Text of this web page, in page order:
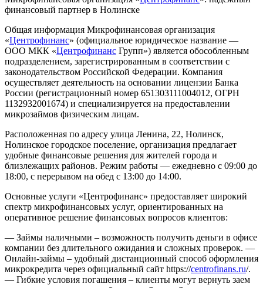
финансовый партнер в Нолинске
Общая информация Микрофинансовая организация
«Центрофинанс» (официальное юридическое название —
ООО МКК «Центрофинанс Групп») является обособленным
подразделением, зарегистрированным в соответствии с
законодательством Российской Федерации. Компания
осуществляет деятельность на основании лицензии Банка
России (регистрационный номер 651303111004012, ОГРН
1132932001674) и специализируется на предоставлении
микрозаймов физическим лицам.
Расположенная по адресу улица Ленина, 22, Нолинск,
Нолинское городское поселение, организация предлагает
удобные финансовые решения для жителей города и
близлежащих районов. Режим работы — ежедневно с 09:00 до
18:00, с перерывом на обед с 13:00 до 14:00.
Основные услуги «Центрофинанс» предоставляет широкий
спектр микрофинансовых услуг, ориентированных на
оперативное решение финансовых вопросов клиентов:
— Займы наличными – возможность получить деньги в офисе
компании без длительного ожидания и сложных проверок. —
Онлайн-займы – удобный дистанционный способ оформления
микрокредита через официальный сайт https://centrofinans.ru/.
— Гибкие условия погашения – клиенты могут вернуть заем